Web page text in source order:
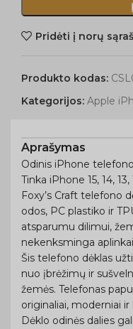
Pridėti į norų
Produkto kodas:
Kategorijos: Apple
Aprašymas
Odinis iPhone
Tinka iPhone 15, 14,
Foxy’s Craft telefono
odos, PC plastiko ir
atsparumu dilimui,
nekenksminga
Šis telefono dėklas
nuo įbrėžimų ir
žemės. Telefonas
originaliai, moderniai
Dėklo odinės dalies